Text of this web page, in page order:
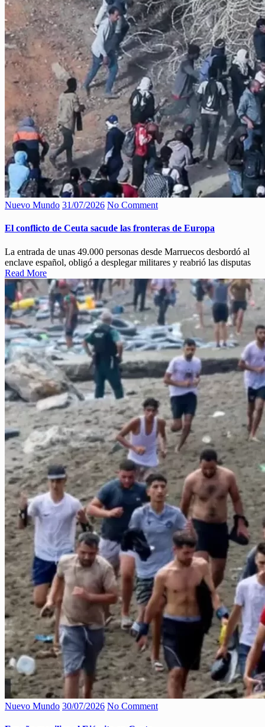
Nuevo Mundo 31/07/2026 No Comment
El conflicto de Ceuta sacude las fronteras de Europa
La entrada de unas 49.000 personas desde Marruecos desbordó al
enclave español, obligó a desplegar militares y reabrió las disputas
Read More
Nuevo Mundo 30/07/2026 No Comment